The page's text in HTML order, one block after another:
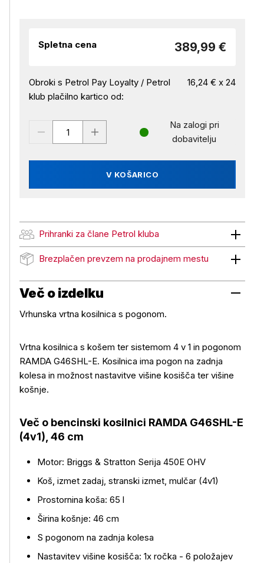
Spletna cena 389,99 €
Obroki s Petrol Pay Loyalty / Petrol
klub plačilno kartico od:
16,24 € x 24
V KOŠARICO
Na zalogi pri
dobavitelju
Prihranki za člane Petrol kluba
Prihranki za člane Petrol kluba
Brezplačen prevzem na prodajnem mestu
Brezplačen prevzem na prodajnem mestu
Več o izdelku
Več o izdelku
Vrhunska vrtna kosilnica s pogonom.
Vrtna kosilnica s košem ter sistemom 4 v 1 in pogonom
RAMDA G46SHL-E. Kosilnica ima pogon na zadnja
kolesa in možnost nastavitve višine kosišča ter višine
košnje.
Več o bencinski kosilnici RAMDA G46SHL-E
(4v1), 46 cm
Motor: Briggs & Stratton Serija 450E OHV
Koš, izmet zadaj, stranski izmet, mulčar (4v1)
Prostornina koša: 65 l
Širina košnje: 46 cm
S pogonom na zadnja kolesa
Nastavitev višine kosišča: 1x ročka - 6 položajev